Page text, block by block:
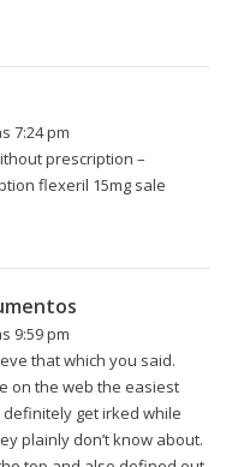
7:24 pm
prescription –
flexeril 15mg sale
9:59 pm
that which you said.
on the web the easiest
get irked while
plainly don’t know about.